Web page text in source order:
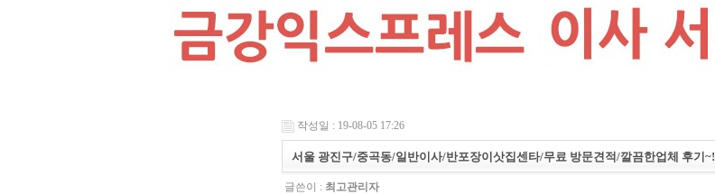
작성일 : 19-08-05 17:26
서울 광진구/중곡동/일반이사/반포장이삿집센타/무료 방문견적/깔끔한업체 후기~!
글쓴이 : 최고관리자